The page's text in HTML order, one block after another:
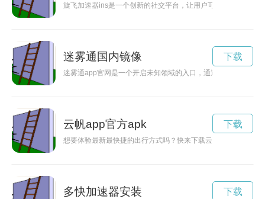
旋飞加速器ins是一个创新的社交平台，让用户可以在其中分享
迷雾通国内镜像
迷雾通app官网是一个开启未知领域的入口，通过这个平台，
下载
云帆app官方apk
想要体验最新最快捷的出行方式吗？快来下载云帆app官网，享
下载
多快加速器安装 下载